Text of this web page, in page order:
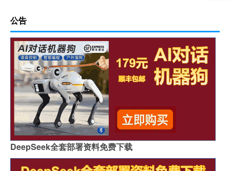
公告
DeepSeek全套部署资料免费下载